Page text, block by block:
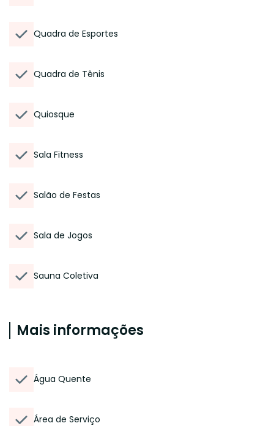
Quadra de Esportes
Quadra de Tênis
Quiosque
Sala Fitness
Salão de Festas
Sala de Jogos
Sauna Coletiva
Mais informações
Água Quente
Área de Serviço